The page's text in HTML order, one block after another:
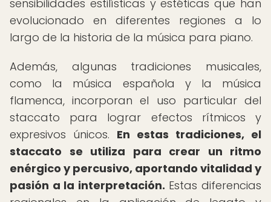
sensibilidades estilísticas y estéticas que han
evolucionado en diferentes regiones a lo
largo de la historia de la música para piano.
Además, algunas tradiciones musicales,
como la música española y la música
flamenca, incorporan el uso particular del
staccato para lograr efectos rítmicos y
expresivos únicos. En estas tradiciones, el
staccato se utiliza para crear un ritmo
enérgico y percusivo, aportando vitalidad y
pasión a la interpretación. Estas diferencias